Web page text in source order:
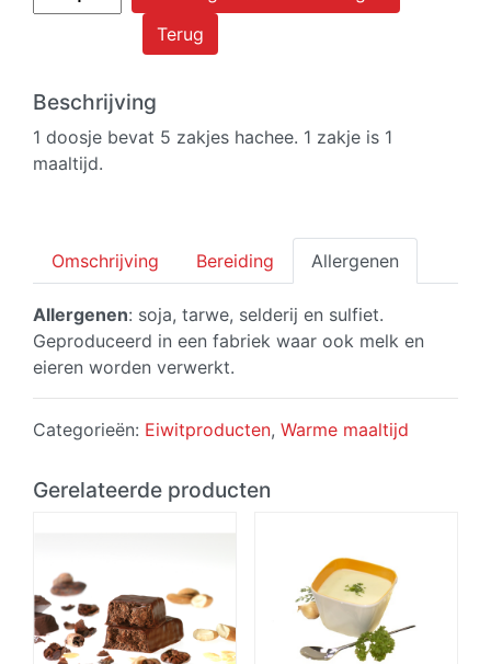
maaltijd
(5
zakjes)
aantal
Terug
Beschrijving
1 doosje bevat 5 zakjes hachee. 1 zakje is 1
maaltijd.
Omschrijving Bereiding Allergenen
Allergenen: soja, tarwe, selderij en sulfiet.
Geproduceerd in een fabriek waar ook melk en
eieren worden verwerkt.
Categorieën: Eiwitproducten, Warme maaltijd
Gerelateerde producten